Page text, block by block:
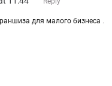
для малого бизнеса .